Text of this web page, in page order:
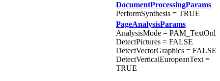
DocumentProcessingParams
PerformSynthesis = TRUE
PageAnalysisParams
AnalysisMode = PAM_TextOnly
DetectPictures = FALSE
DetectVectorGraphics = FALSE
DetectVerticalEuropeanText =
TRUE